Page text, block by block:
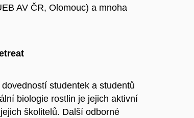
AV ČR, Olomouc) a mnoha
studentek a studentů
biologie rostlin je jejich aktivní
školitelů. Další odborné